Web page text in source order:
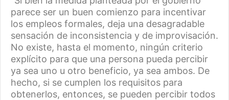
parece ser un buen comienzo para incentivar
los empleos formales, deja una desagradable
sensación de inconsistencia y de improvisación.
No existe, hasta el momento, ningún criterio
explícito para que una persona pueda percibir
ya sea uno u otro beneficio, ya sea ambos. De
hecho, si se cumplen los requisitos para
obtenerlos, entonces, se pueden percibir todos